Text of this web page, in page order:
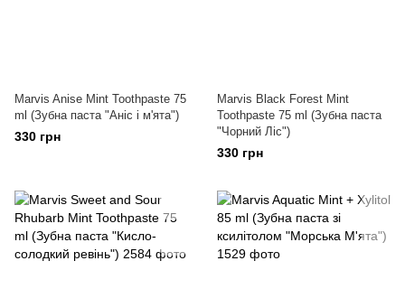
Marvis Anise Mint Toothpaste 75
ml (Зубна паста "Аніс і м'ята")
330 грн
Marvis Black Forest Mint
Toothpaste 75 ml (Зубна паста
"Чорний Ліс")
330 грн